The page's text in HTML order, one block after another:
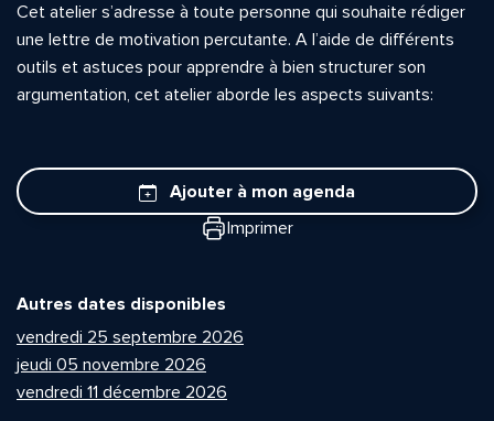
Cet atelier s’adresse à toute personne qui souhaite rédiger
une lettre de motivation percutante. A l’aide de différents
outils et astuces pour apprendre à bien structurer son
argumentation, cet atelier aborde les aspects suivants:
Ajouter à mon agenda
Imprimer
Autres dates disponibles
vendredi 25 septembre 2026
jeudi 05 novembre 2026
vendredi 11 décembre 2026